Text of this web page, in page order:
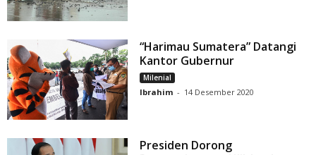
“Harimau Sumatera” Datangi
Kantor Gubernur
Milenial
Ibrahim - 14 Desember 2020
Presiden Dorong